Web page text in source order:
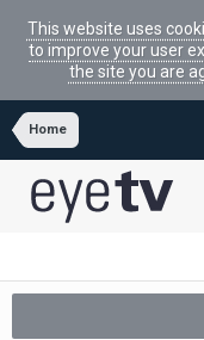
This website uses
to improve your user
the site you are
Home